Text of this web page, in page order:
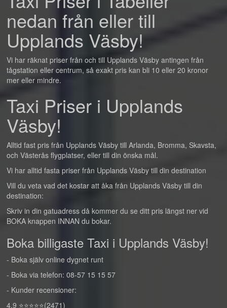
nedan från eller till
Upplands Väsby!
Vi har räknat priser från och till Upplands Väsby antingen från
tågstation eller centrum, så exakt pris kan bli 10 eller 20 kronor
mer eller mindre.
Taxi Priser i Upplands
Väsby!
Alltid fast pris från Upplands Väsby till Arlanda, Bromma, Skavsta,
och Västerås flygplatser, eller till din önska mål.
Vi har alltid fasta priser från Upplands Väsby till din destination
Vill du veta vad det kostar att åka från Upplands Väsby till din
destination:
Skriv in din gatuadress då kommer du se ditt pris längst ner vid
BOKA knappen INNAN du bokar.
Boka billigaste Taxi i Upplands Väsby!
- Boka själv online dygnet runt
- Boka via telefon: 08-57 15 15 57
- Kunder recensioner:
4,9 ⭐⭐⭐⭐⭐(2471)